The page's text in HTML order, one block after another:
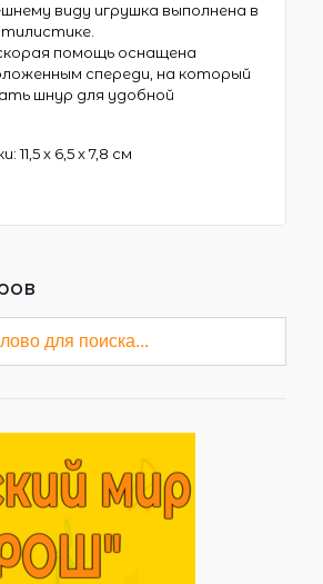
виду игрушка выполнена в
помощь оснащена
спереди, на который
шнур для удобной
11,5 х 6,5 х 7,8 см